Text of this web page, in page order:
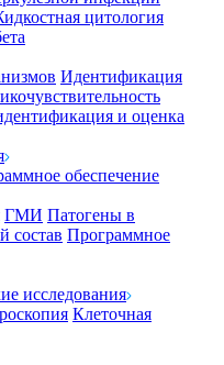
цитология
Идентификация
и оценка
обеспечение
ГМИ Патогены в
состав Программное
исследования
Клеточная